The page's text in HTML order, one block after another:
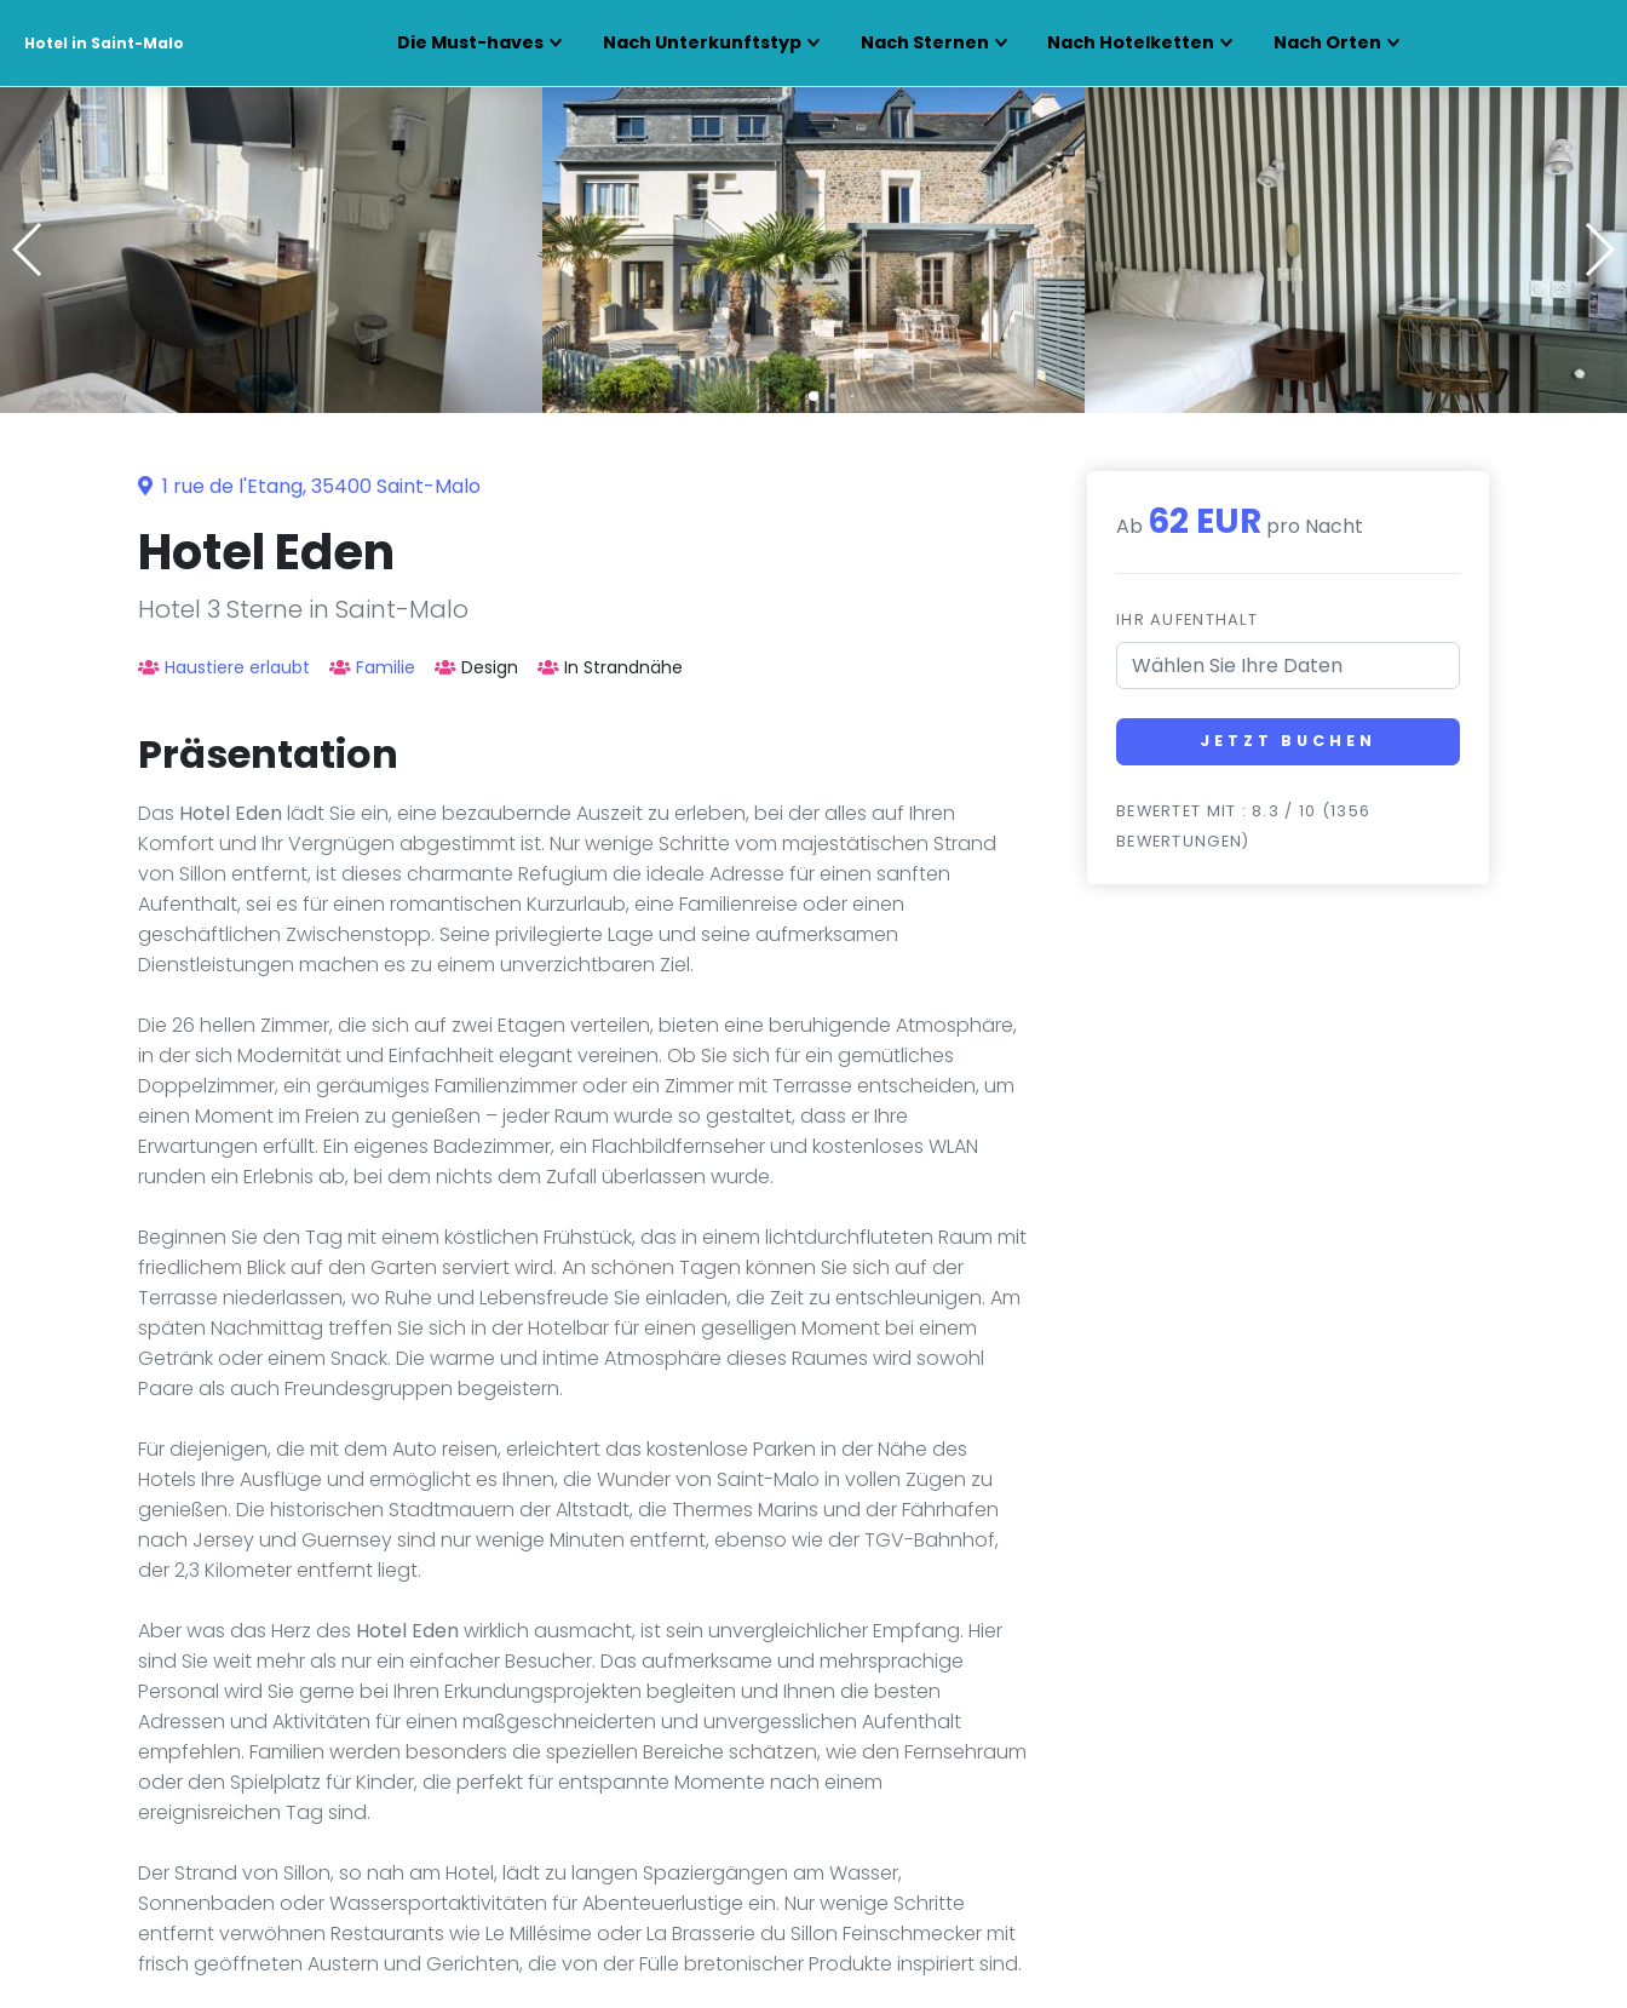
Hotel in Saint-Malo Die Must-haves Nach Unterkunftstyp Nach Sternen Nach Hotelketten Nach Orten
1 rue de l'Etang, 35400 Saint-Malo
Hotel Eden
Hotel 3 Sterne in Saint-Malo
Haustiere erlaubt Familie Design In Strandnähe
Präsentation
Das Hotel Eden lädt Sie ein, eine bezaubernde Auszeit zu erleben, bei der alles auf Ihren
Komfort und Ihr Vergnügen abgestimmt ist. Nur wenige Schritte vom majestätischen Strand
von Sillon entfernt, ist dieses charmante Refugium die ideale Adresse für einen sanften
Aufenthalt, sei es für einen romantischen Kurzurlaub, eine Familienreise oder einen
geschäftlichen Zwischenstopp. Seine privilegierte Lage und seine aufmerksamen
Dienstleistungen machen es zu einem unverzichtbaren Ziel.
Die 26 hellen Zimmer, die sich auf zwei Etagen verteilen, bieten eine beruhigende Atmosphäre,
in der sich Modernität und Einfachheit elegant vereinen. Ob Sie sich für ein gemütliches
Doppelzimmer, ein geräumiges Familienzimmer oder ein Zimmer mit Terrasse entscheiden, um
einen Moment im Freien zu genießen – jeder Raum wurde so gestaltet, dass er Ihre
Erwartungen erfüllt. Ein eigenes Badezimmer, ein Flachbildfernseher und kostenloses WLAN
runden ein Erlebnis ab, bei dem nichts dem Zufall überlassen wurde.
Beginnen Sie den Tag mit einem köstlichen Frühstück, das in einem lichtdurchfluteten Raum mit
friedlichem Blick auf den Garten serviert wird. An schönen Tagen können Sie sich auf der
Terrasse niederlassen, wo Ruhe und Lebensfreude Sie einladen, die Zeit zu entschleunigen. Am
späten Nachmittag treffen Sie sich in der Hotelbar für einen geselligen Moment bei einem
Getränk oder einem Snack. Die warme und intime Atmosphäre dieses Raumes wird sowohl
Paare als auch Freundesgruppen begeistern.
Für diejenigen, die mit dem Auto reisen, erleichtert das kostenlose Parken in der Nähe des
Hotels Ihre Ausflüge und ermöglicht es Ihnen, die Wunder von Saint-Malo in vollen Zügen zu
genießen. Die historischen Stadtmauern der Altstadt, die Thermes Marins und der Fährhafen
nach Jersey und Guernsey sind nur wenige Minuten entfernt, ebenso wie der TGV-Bahnhof,
der 2,3 Kilometer entfernt liegt.
Aber was das Herz des Hotel Eden wirklich ausmacht, ist sein unvergleichlicher Empfang. Hier
sind Sie weit mehr als nur ein einfacher Besucher. Das aufmerksame und mehrsprachige
Personal wird Sie gerne bei Ihren Erkundungsprojekten begleiten und Ihnen die besten
Adressen und Aktivitäten für einen maßgeschneiderten und unvergesslichen Aufenthalt
empfehlen. Familien werden besonders die speziellen Bereiche schätzen, wie den Fernsehraum
oder den Spielplatz für Kinder, die perfekt für entspannte Momente nach einem
ereignisreichen Tag sind.
Der Strand von Sillon, so nah am Hotel, lädt zu langen Spaziergängen am Wasser,
Sonnenbaden oder Wassersportaktivitäten für Abenteuerlustige ein. Nur wenige Schritte
entfernt verwöhnen Restaurants wie Le Millésime oder La Brasserie du Sillon Feinschmecker mit
frisch geöffneten Austern und Gerichten, die von der Fülle bretonischer Produkte inspiriert sind.
Ab 62 EUR pro Nacht
IHR AUFENTHALT
JETZT BUCHEN
BEWERTET MIT : 8.3 / 10 (1356
BEWERTUNGEN)